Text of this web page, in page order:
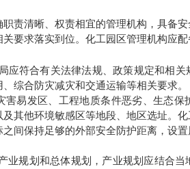
职责清晰、权责相宜的管理机构，具备
关要求落实到位。化工园区管理机构应
应符合有关法律法规、政策规定和相
综合防灾减灾和交通运输等相关要求。
害易发区、工程地质条件恶劣、生态
及其他环境敏感区等地段、地区选址。
之间保持足够的外部安全防护距离，设
业规划和总体规划，产业规划应结合